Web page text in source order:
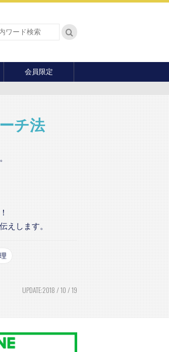
会員限定
チ法
えします。
UPDATE:2018 / 10 / 19